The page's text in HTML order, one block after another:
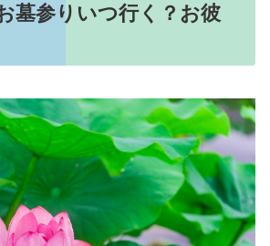
墓参りいつ行く？お彼